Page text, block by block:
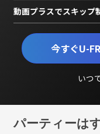
今すぐU-
いつ
動画プラスでスキップ
パーティーは